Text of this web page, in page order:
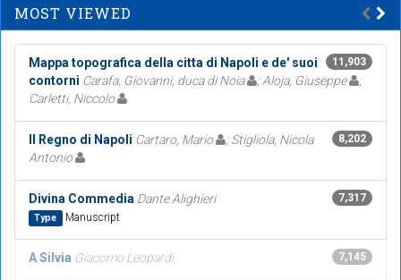
MOST VIEWED
11,903
Mappa topografica della citta di Napoli e de' suoi
contorni Carafa, Giovanni, duca di Noia ; Aloja, Giuseppe
;
Carletti, Niccolo
8,202
Il Regno di Napoli Cartaro, Mario
; Stigliola, Nicola
Antonio
7,317
Divina Commedia Dante Alighieri
Type Manuscript
7,145
A Silvia Giacomo Leopardi